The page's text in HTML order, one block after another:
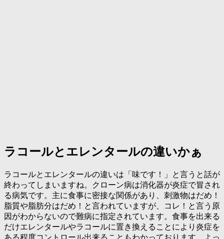
ラコールとエレンタールの違いかぁ
ラコールとエレンタールの違いは「味です！」と言うと話が
終わってしまいますね。クローン病は消化器が炎症で冒され
る病気です。主に食事に密接な関係があり、刺激物はだめ！
脂質や脂肪分はだめ！と言われていますが、コレ！と言う原
因がわからないので難病に指定されています。食事を出来る
だけエレンタールやラコールに置き換えることにより炎症を
ある程度コントロール出来ることもわかっております。よっ